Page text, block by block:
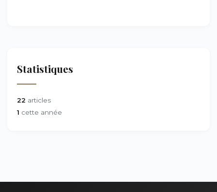
Statistiques
22 articles
1 cette année